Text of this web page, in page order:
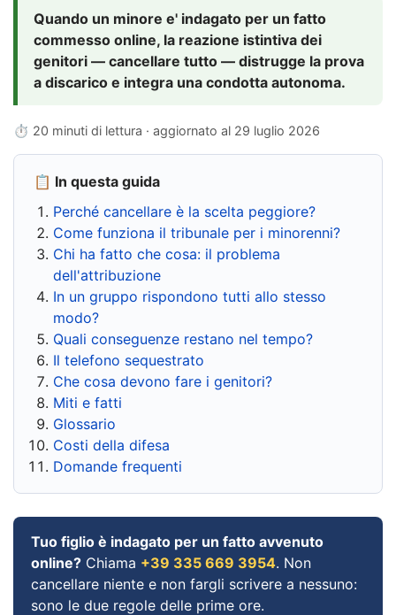
Quando un minore e' indagato per un fatto
commesso online, la reazione istintiva dei
genitori — cancellare tutto — distrugge la prova
a discarico e integra una condotta autonoma.
⏱ 20 minuti di lettura · aggiornato al 29 luglio 2026
📋 In questa guida
Perché cancellare è la scelta peggiore?
Come funziona il tribunale per i minorenni?
Chi ha fatto che cosa: il problema
dell'attribuzione
In un gruppo rispondono tutti allo stesso
modo?
Quali conseguenze restano nel tempo?
Il telefono sequestrato
Che cosa devono fare i genitori?
Miti e fatti
Glossario
Costi della difesa
Domande frequenti
Tuo figlio è indagato per un fatto avvenuto
online? Chiama +39 335 669 3954. Non
cancellare niente e non fargli scrivere a nessuno:
sono le due regole delle prime ore.